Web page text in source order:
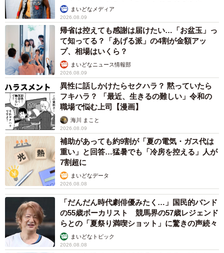
5/5
宇治市のまちづくりにも関わる森副学長は「（茶レンジ
ャーが）各地にあるとは知らなかった。イベントで茶レン
ジャーサミットとかいいかも」と連携も視野に入れる。
まいどなメディア
2026.08.09
帰省は控えても感謝は届けたい…「お盆玉」っ
て知ってる？「あげる派」の4割が金額アッ
プ、相場はいくら？
まいどなニュース情報部
2026.08.09
異性に話しかけたらセクハラ？ 黙っていたら
フキハラ？ 「最近、生きるの難しい」令和の
職場で悩む上司【漫画】
海川 まこと
2026.08.09
補助があっても約9割が「夏の電気・ガス代は
重い」と回答…猛暑でも「冷房を控える」人が
7割超に
まいどなデータ
2026.08.08
「だんだん時代劇俳優みたく…」国民的バンド
の55歳ボーカリスト 競馬界の57歳レジェンド
らとの「夏祭り満喫ショット」に驚きの声続々
まいどなトピック
2026.08.08